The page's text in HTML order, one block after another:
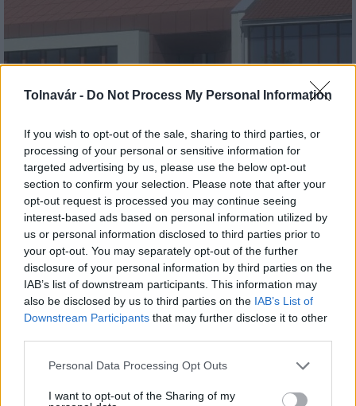
Tolnavár - Do Not Process My Personal Information
If you wish to opt-out of the sale, sharing to third parties, or
processing of your personal or sensitive information for
targeted advertising by us, please use the below opt-out
section to confirm your selection. Please note that after your
opt-out request is processed you may continue seeing
interest-based ads based on personal information utilized by
us or personal information disclosed to third parties prior to
your opt-out. You may separately opt-out of the further
disclosure of your personal information by third parties on the
IAB’s list of downstream participants. This information may
also be disclosed by us to third parties on the IAB’s List of
Downstream Participants that may further disclose it to other
Please note that this website/app uses one or more Google
not limited to your visit or usage behaviour. You may click to
Personal Data Processing Opt Outs
I want to opt-out of the Sharing of my
Hódmezővásárhely iskolaépítés FERROÉP Zrt. oktatási beruházás
Másfélszeresére bővítik Hódmezővásárhely jó hírű
református iskoláját
A Szőnyi Benjámin Általános Iskola fejlesztését a FERROÉP
kivitelezheti; a munkák csaknem egy évig tartanak majd.
Látványos építési szakasz indult be a
Flórián téri felüljárón
mérföldköve a felülvizsgálat